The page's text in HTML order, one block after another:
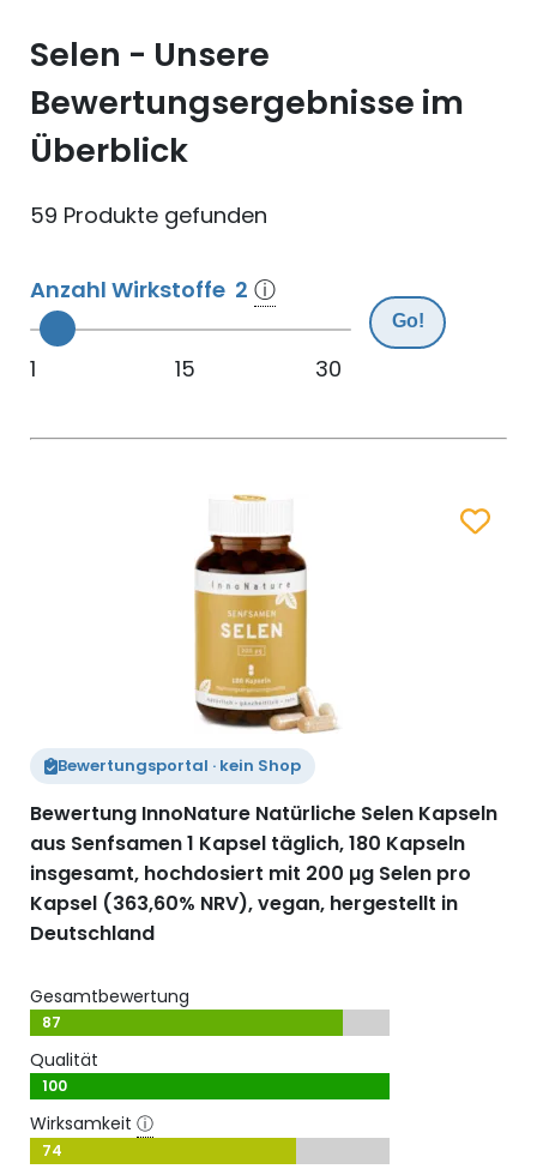
Silicium (Si)
Zink (Zn)
Vitamin C
Vitamin D
Vitamin Q (Q10)
Selen - Unsere
Bewertungsergebnisse im
Überblick
59 Produkte gefunden
Anzahl Wirkstoffe 2 ⓘ
1 15 30
Go!
Bewertungsportal · kein Shop
Bewertung InnoNature Natürliche Selen Kapseln
aus Senfsamen 1 Kapsel täglich, 180 Kapseln
insgesamt, hochdosiert mit 200 µg Selen pro
Kapsel (363,60% NRV), vegan, hergestellt in
Deutschland
Gesamtbewertung
87
Qualität
100
Wirksamkeit ⓘ
74